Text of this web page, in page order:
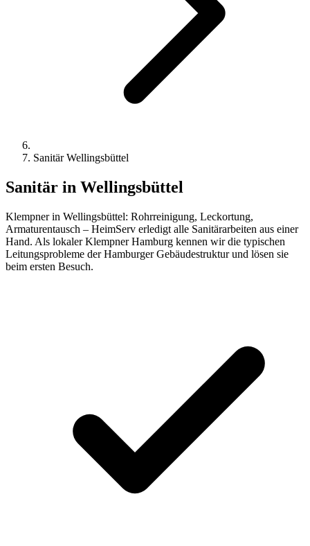
Sanitär Wellingsbüttel
Sanitär in Wellingsbüttel
Klempner in Wellingsbüttel: Rohrreinigung, Leckortung,
Armaturentausch – HeimServ erledigt alle Sanitärarbeiten aus einer
Hand. Als lokaler Klempner Hamburg kennen wir die typischen
Leitungsprobleme der Hamburger Gebäudestruktur und lösen sie
beim ersten Besuch.